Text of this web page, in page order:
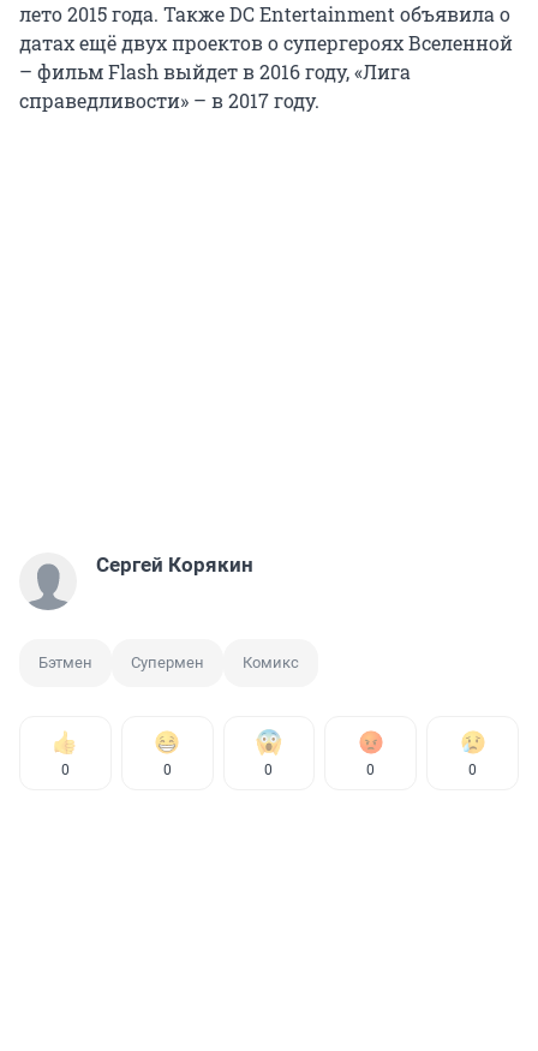
лето 2015 года. Также DC Entertainment объявила о
датах ещё двух проектов о супергероях Вселенной
– фильм Flash выйдет в 2016 году, «Лига
справедливости» – в 2017 году.
Сергей Корякин
Бэтмен Супермен Комикс
0 0 0 0 0